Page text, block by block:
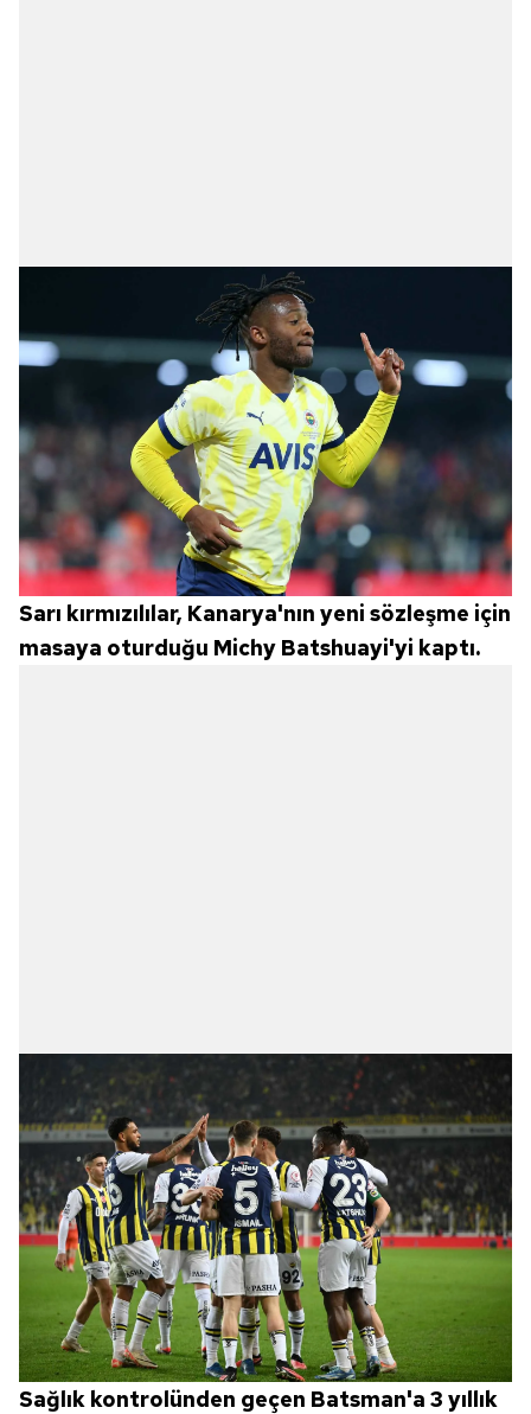
Sarı kırmızılılar, Kanarya'nın yeni sözleşme için
masaya oturduğu Michy Batshuayi'yi kaptı.
Sağlık kontrolünden geçen Batsman'a 3 yıllık